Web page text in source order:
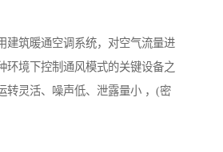
建筑暖通空调系统，对空气流量进
环境下控制通风模式的关键设备之
转灵活、噪声低、泄露量小 ，(密